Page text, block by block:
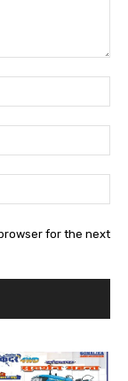
for the next